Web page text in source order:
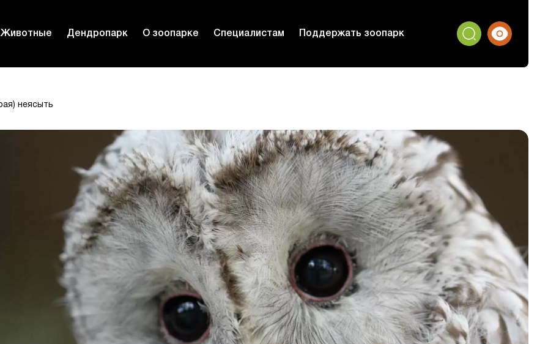
Животные Дендропарк О зоопарке Специалистам Поддержать зоопарк
неясыть